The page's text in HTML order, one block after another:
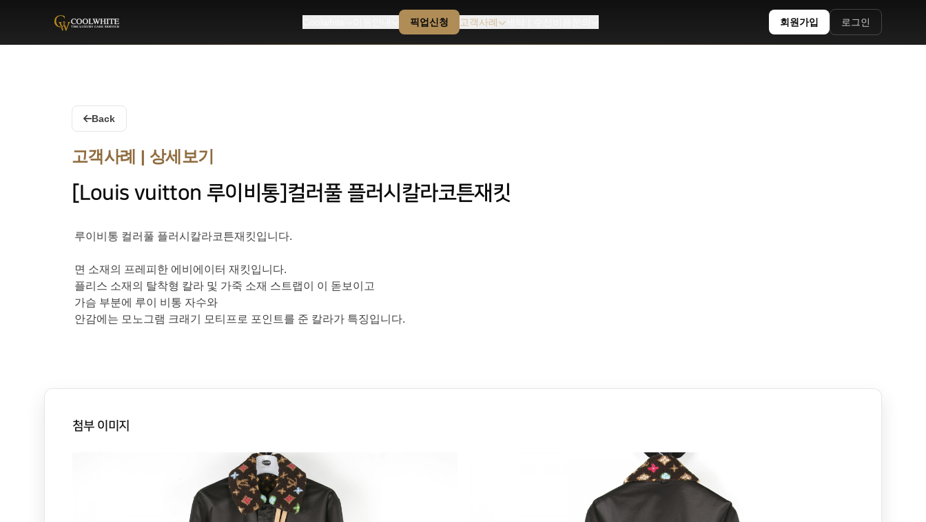
Coolwhite
픽업신청 고객사례 회원가입 로그인
Back
고객사례 | 상세보기
[Louis vuitton 루이비통]컬러풀 플러시칼라코튼재킷
루이비통 컬러풀 플러시칼라코튼재킷입니다.
면 소재의 프레피한 에비에이터 재킷입니다.
플리스 소재의 탈착형 칼라 및 가죽 소재 스트랩이 이 돋보이고
가슴 부분에 루이 비통 자수와
안감에는 모노그램 크래기 모티프로 포인트를 준 칼라가 특징입니다.
첨부 이미지